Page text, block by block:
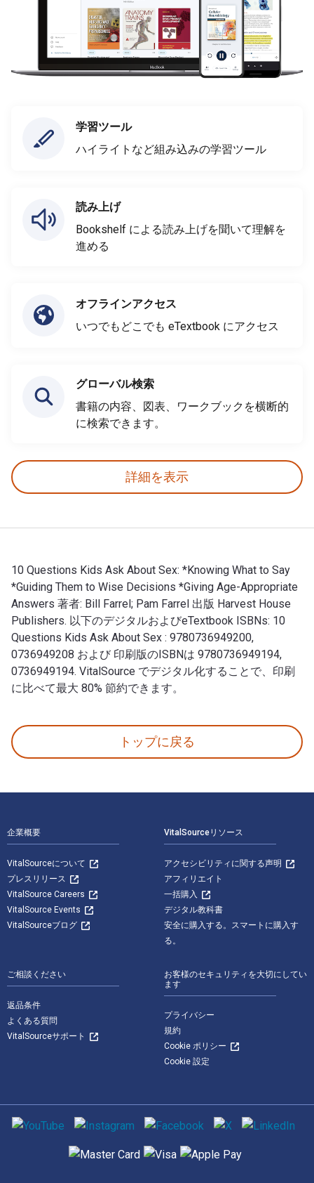
学習ツール
ハイライトなど組み込みの学習ツール
読み上げ
Bookshelf による読み上げを聞いて理解を
進める
オフラインアクセス
いつでもどこでも eTextbook にアクセス
グローバル検索
書籍の内容、図表、ワークブックを横断的
に検索できます。
詳細を表示
10 Questions Kids Ask About Sex: *Knowing What to Say
*Guiding Them to Wise Decisions *Giving Age-Appropriate
Answers 著者: Bill Farrel; Pam Farrel 出版 Harvest House
Publishers. 以下のデジタルおよびeTextbook ISBNs: 10
Questions Kids Ask About Sex : 9780736949200,
0736949208 および 印刷版のISBNは 9780736949194,
0736949194. VitalSource でデジタル化することで、印刷
に比べて最大 80% 節約できます。
トップに戻る
企業概要
VitalSourceについて
プレスリリース
VitalSource Careers
VitalSource Events
VitalSourceブログ
VitalSourceリソース
アクセシビリティに関する声明
アフィリエイト
一括購入
デジタル教科書
安全に購入する。スマートに購入す
る。
ご相談ください
返品条件
よくある質問
VitalSourceサポート
お客様のセキュリティを大切にしてい
ます
プライバシー
規約
Cookie ポリシー
Cookie 設定
ソーシャルメディア
サポートされている支払い方法